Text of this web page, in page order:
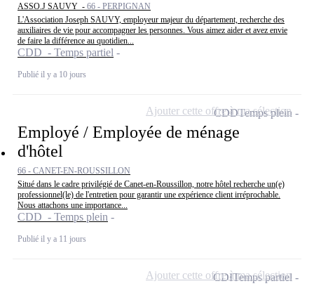
ASSO.J SAUVY - 66 - PERPIGNAN
L'Association Joseph SAUVY, employeur majeur du département, recherche des
auxiliaires de vie pour accompagner les personnes. Vous aimez aider et avez envie
de faire la différence au quotidien...
CDD - Temps partiel
Publié il y a 10 jours
Employé / Employée de ménage
d'hôtel
66 - CANET-EN-ROUSSILLON
Situé dans le cadre privilégié de Canet-en-Roussillon, notre hôtel recherche un(e)
professionnel(le) de l'entretien pour garantir une expérience client irréprochable.
Nous attachons une importance...
CDD - Temps plein
Publié il y a 11 jours
CDDTemps plein
Ajouter cette offre à ma sélection
CDITemps partiel
Ajouter cette offre à ma sélection